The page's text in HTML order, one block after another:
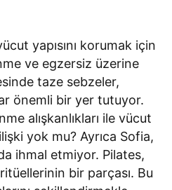
yapısını korumak için
ve egzersiz üzerine
taze sebzeler,
önemli bir yer tutuyor.
alışkanlıkları ile vücut
yok mu? Ayrıca Sofia,
ihmal etmiyor. Pilates,
bir parçası. Bu